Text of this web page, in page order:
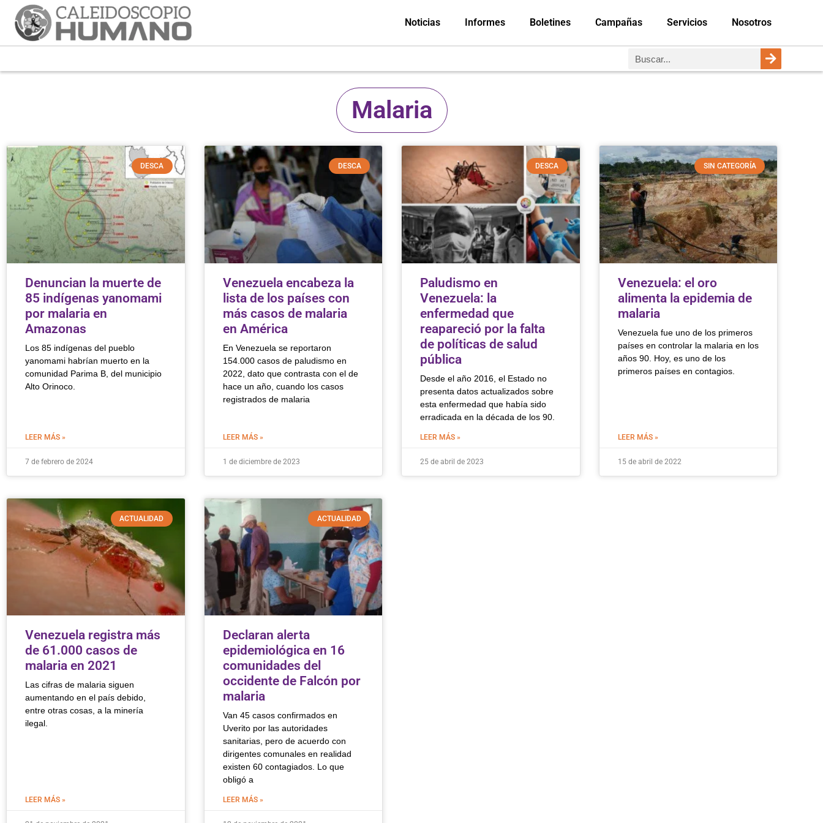
Noticias Informes Boletines Campañas Servicios Nosotros
Malaria
DESCA
Denuncian la muerte de
85 indígenas yanomami
por malaria en
Amazonas
Los 85 indígenas del pueblo
yanomami habrían muerto en la
comunidad Parima B, del municipio
Alto Orinoco.
LEER MÁS »
7 de febrero de 2024
DESCA
Venezuela encabeza la
lista de los países con
más casos de malaria
en América
En Venezuela se reportaron
154.000 casos de paludismo en
2022, dato que contrasta con el de
hace un año, cuando los casos
registrados de malaria
LEER MÁS »
1 de diciembre de 2023
DESCA
Paludismo en
Venezuela: la
enfermedad que
reapareció por la falta
de políticas de salud
pública
Desde el año 2016, el Estado no
presenta datos actualizados sobre
esta enfermedad que había sido
erradicada en la década de los 90.
LEER MÁS »
25 de abril de 2023
SIN CATEGORÍA
Venezuela: el oro
alimenta la epidemia de
malaria
Venezuela fue uno de los primeros
países en controlar la malaria en los
años 90. Hoy, es uno de los
primeros países en contagios.
LEER MÁS »
15 de abril de 2022
ACTUALIDAD
Venezuela registra más
de 61.000 casos de
malaria en 2021
Las cifras de malaria siguen
aumentando en el país debido,
entre otras cosas, a la minería
ilegal.
LEER MÁS »
ACTUALIDAD
Declaran alerta
epidemiológica en 16
comunidades del
occidente de Falcón por
malaria
Van 45 casos confirmados en
Uverito por las autoridades
sanitarias, pero de acuerdo con
dirigentes comunales en realidad
existen 60 contagiados. Lo que
obligó a
LEER MÁS »